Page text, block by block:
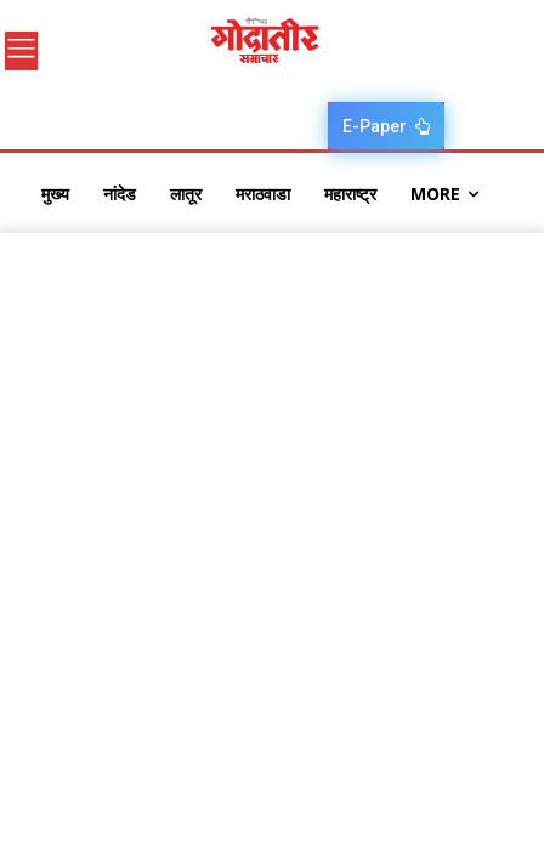
E-Paper
मुख्य नांदेड लातूर मराठवाडा महाराष्ट्र MORE